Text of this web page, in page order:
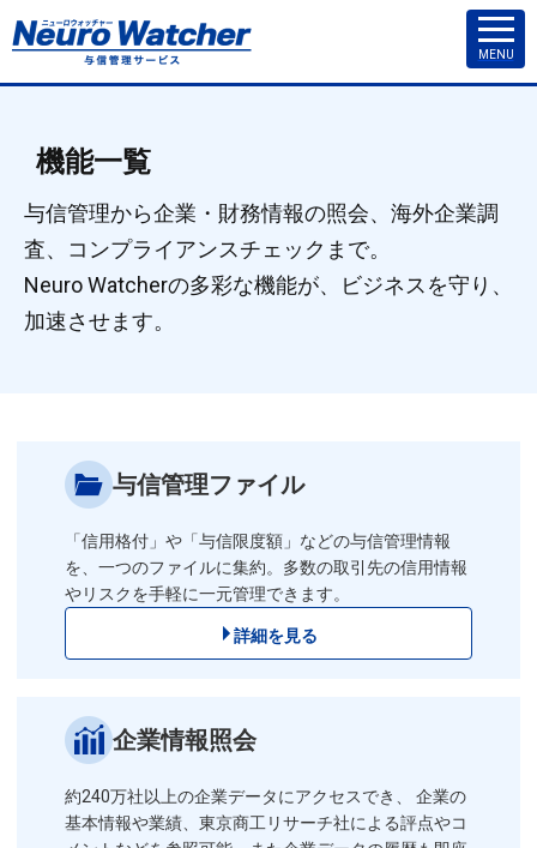
MENU
機能一覧
与信管理から企業・財務情報の照会、海外企業調
査、コンプライアンスチェックまで。
Neuro Watcherの多彩な機能が、ビジネスを守り、
加速させます。
与信管理ファイル
「信用格付」や「与信限度額」などの与信管理情報
を、一つのファイルに集約。多数の取引先の信用情報
やリスクを手軽に一元管理できます。
詳細を見る
企業情報照会
約240万社以上の企業データにアクセスでき、 企業の
基本情報や業績、東京商工リサーチ社による評点やコ